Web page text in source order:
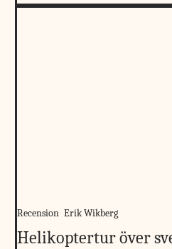
Recension Erik Wikberg
Helikoptertur över